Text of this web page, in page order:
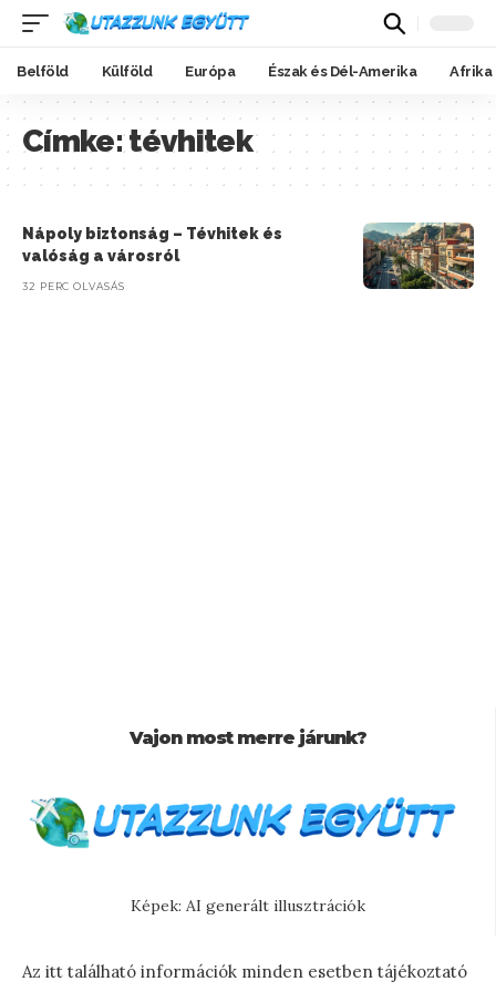
Belföld Külföld Európa Észak és Dél-Amerika Afrika
Címke:tévhitek
Nápoly biztonság – Tévhitek és
valóság a városról
32 PERC OLVASÁS
Vajon most merre járunk?
Képek: AI generált illusztrációk
Az itt található információk minden esetben tájékoztató